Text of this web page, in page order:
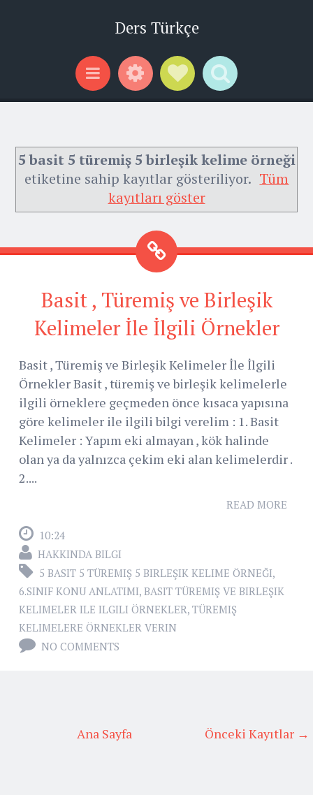
Ders Türkçe
Menu WidgetsSocial Links
Search
5 basit 5 türemiş 5 birleşik kelime örneği
etiketine sahip kayıtlar gösteriliyor. Tüm
kayıtları göster
Basit , Türemiş ve Birleşik
Kelimeler İle İlgili Örnekler
Basit , Türemiş ve Birleşik Kelimeler İle İlgili
Örnekler Basit , türemiş ve birleşik kelimelerle
ilgili örneklere geçmeden önce kısaca yapısına
göre kelimeler ile ilgili bilgi verelim : 1. Basit
Kelimeler : Yapım eki almayan , kök halinde
olan ya da yalnızca çekim eki alan kelimelerdir .
2....
READ MORE
10:24
HAKKINDA BILGI
5 BASIT 5 TÜREMIŞ 5 BIRLEŞIK KELIME ÖRNEĞI,
6.SINIF KONU ANLATIMI, BASIT TÜREMIŞ VE BIRLEŞIK
KELIMELER ILE ILGILI ÖRNEKLER, TÜREMIŞ
KELIMELERE ÖRNEKLER VERIN
NO COMMENTS
Önceki Kayıtlar →
Ana Sayfa